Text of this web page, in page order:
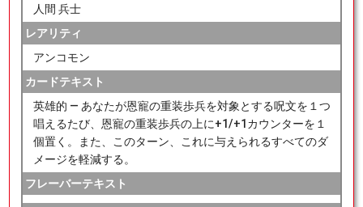
人間 兵士
レアリティ
アンコモン
カードテキスト
英雄的 ― あなたが恩寵の重装歩兵を対象とする呪文を１つ
唱えるたび、恩寵の重装歩兵の上に+1/+1カウンターを１
個置く。また、このターン、これに与えられるすべてのダ
メージを軽減する。
フレーバーテキスト